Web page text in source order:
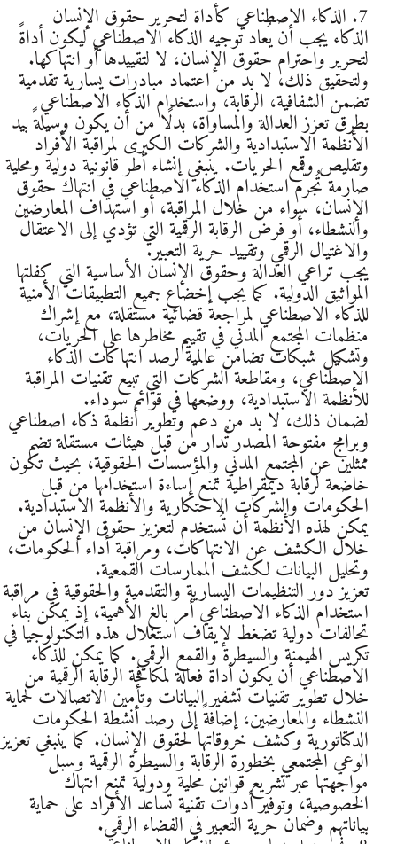
الذكاء يجب أن يُعاد توجيه الذكاء الاصطناعي ليكون أداةً
لتحرير واحترام حقوق الإنسان، لا لتقييدها أو انتهاكها.
ولتحقيق ذلك، لا بد من اعتماد مبادرات يسارية تقدمية
تضمن الشفافية، الرقابة، واستخدام الذكاء الاصطناعي
بطرق تعزز العدالة والمساواة، بدلًا من أن يكون وسيلةً بيد
الأنظمة الاستبدادية والشركات الكبرى لمراقبة الأفراد
وتقليص وقمع الحريات. ينبغي إنشاء أطر قانونية دولية ومحلية
صارمة تُجرّم استخدام الذكاء الاصطناعي في انتهاك حقوق
الإنسان، سواء من خلال المراقبة، أو استهداف المعارضين
والنشطاء، أو فرض الرقابة الرقمية التي تؤدي إلى الاعتقال
والاغتيال الرقمي وتقييد حرية التعبير.
يجب تراعي العدالة وحقوق الإنسان الأساسية التي كفلتها
المواثيق الدولية. كما يجب إخضاع جميع التطبيقات الأمنية
للذكاء الاصطناعي لمراجعة قضائية مستقلة، مع إشراك
منظمات المجتمع المدني في تقييم مخاطرها على الحريات،
وتشكيل شبكات تضامن عالمية لرصد انتهاكات الذكاء
الاصطناعي، ومقاطعة الشركات التي تبيع تقنيات المراقبة
للأنظمة الاستبدادية، ووضعها في قوائم سوداء.
لضمان ذلك، لا بد من دعم وتطوير أنظمة ذكاء اصطناعي
وبرامج مفتوحة المصدر تُدار من قبل هيئات مستقلة تضم
ممثلين عن المجتمع المدني والمؤسسات الحقوقية، بحيث تكون
خاضعة لرقابة ديمقراطية تمنع إساءة استخدامها من قبل
الحكومات والشركات الاحتكارية والأنظمة الاستبدادية.
يمكن لهذه الأنظمة أن تُستخدم لتعزيز حقوق الإنسان من
خلال الكشف عن الانتهاكات، ومراقبة أداء الحكومات،
وتحليل البيانات لكشف الممارسات القمعية.
تعزيز دور التنظيمات اليسارية والتقدمية والحقوقية في مراقبة
استخدام الذكاء الاصطناعي أمر بالغ الأهمية، إذ يمكن بناء
تحالفات دولية تضغط لإيقاف استغلال هذه التكنولوجيا في
تكريس الهيمنة والسيطرة والقمع الرقمي. كما يمكن للذكاء
الاصطناعي أن يكون أداة فعالة لمكافحة الرقابة الرقمية من
خلال تطوير تقنيات تشفير البيانات وتأمين الاتصالات لحماية
النشطاء والمعارضين، إضافةً إلى رصد أنشطة الحكومات
الدكتاتورية وكشف خروقاتها لحقوق الإنسان. كما ينبغي تعزيز
الوعي المجتمعي بخطورة الرقابة والسيطرة الرقمية وسبل
مواجهتها عبر تشريع قوانين محلية ودولية تمنع انتهاك
الخصوصية، وتوفير أدوات تقنية تساعد الأفراد على حماية
بياناتهم وضمان حرية التعبير في الفضاء الرقمي.